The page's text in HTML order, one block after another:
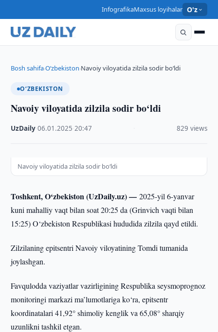
InfografikaMaxsus loyihalar O'z
Bosh sahifa›O‘zbekiston›Navoiy viloyatida zilzila sodir bo‘ldi
O‘ZBEKISTON
Navoiy viloyatida zilzila sodir bo‘ldi
UzDaily ·06.01.2025 ·20:47 829 views
Navoiy viloyatida zilzila sodir bo‘ldi
Toshkent, O‘zbekiston (UzDaily.uz) —2025-yil 6-yanvar
kuni mahalliy vaqt bilan soat 20:25 da (Grinvich vaqti bilan
15:25) O‘zbekiston Respublikasi hududida zilzila qayd etildi.
Zilzilaning epitsentri Navoiy viloyatining Tomdi tumanida
joylashgan.
Favqulodda vaziyatlar vazirligining Respublika seysmoprognoz
monitoringi markazi ma’lumotlariga ko‘ra, epitsentr
koordinatalari 41,92° shimoliy kenglik va 65,08° sharqiy
uzunlikni tashkil etgan.